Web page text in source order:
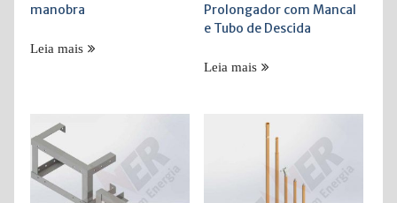
manobra
Leia mais
Prolongador com Mancal
e Tubo de Descida
Leia mais